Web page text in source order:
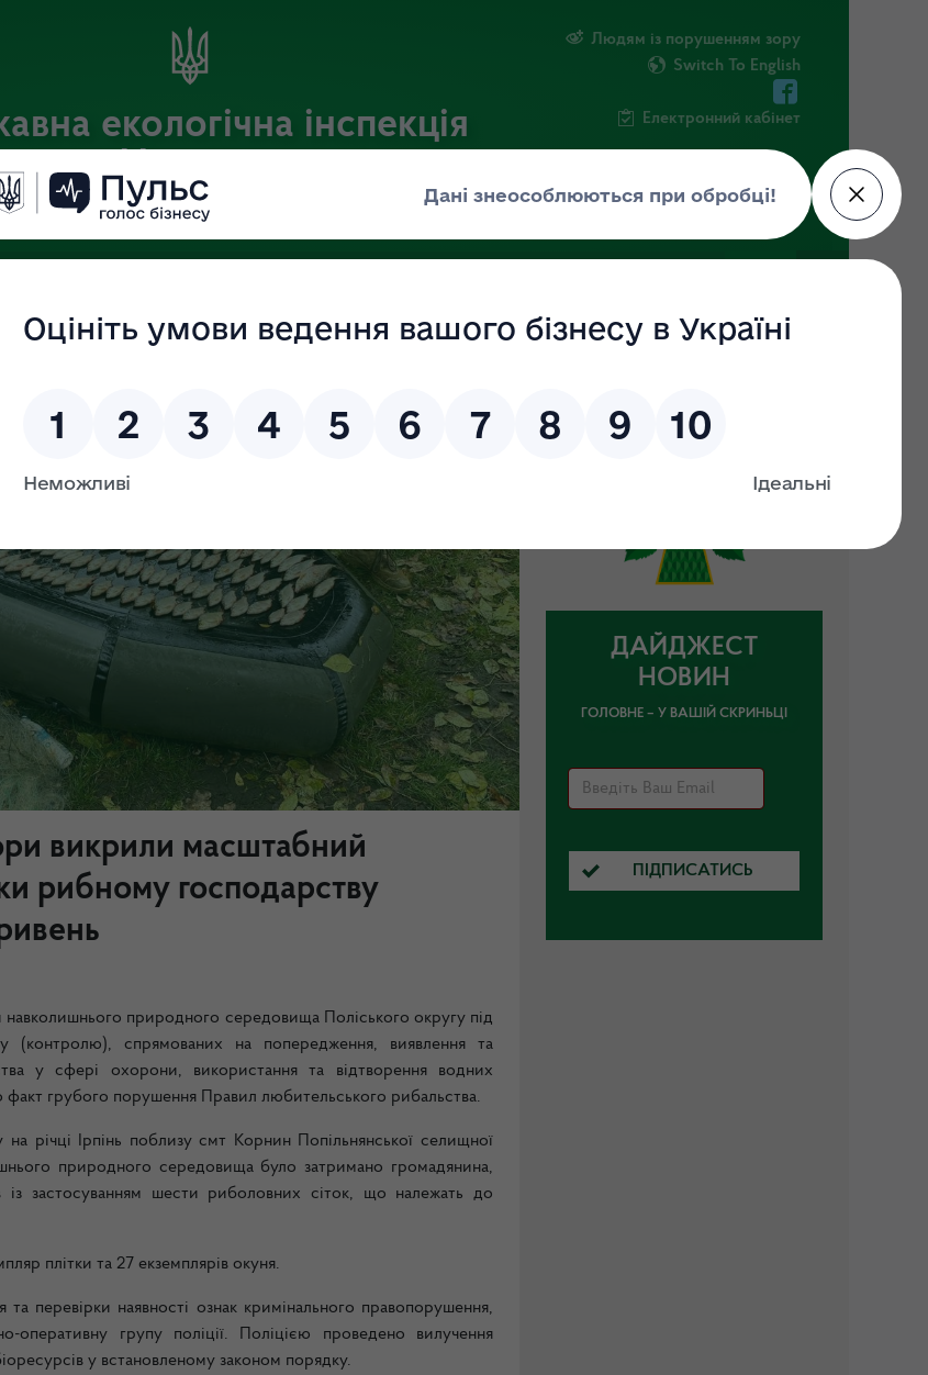
екологічна інспекція
України
веб-портал Державної екологічної інспекції України
Людям із порушенням зору
Switch To English
Електронний кабінет
викрили масштабний
рибному господарству
природного середовища Поліського округу під
(контролю), спрямованих на попередження, виявлення та
у сфері охорони, використання та відтворення водних
факт грубого порушення Правил любительського рибальства.
річці Ірпінь поблизу смт Корнин Попільнянської селищної
природного середовища було затримано громадянина,
із застосуванням шести риболовних сіток, що належать до
плітки та 27 екземплярів окуня.
перевірки наявності ознак кримінального правопорушення,
оперативну групу поліції. Поліцією проведено вилучення
у встановленому законом порядку.
ДАЙДЖЕСТ
НОВИН
ГОЛОВНЕ – У ВАШІЙ СКРИНЬЦІ
ПІДПИСАТИСЬ